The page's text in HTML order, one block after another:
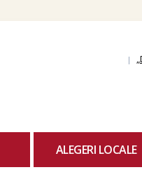
ALEGERI LOCALE